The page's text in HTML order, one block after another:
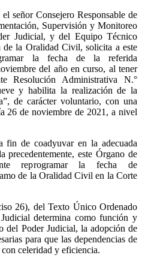
señor Consejero Responsable de
Supervisión y Monitoreo
Judicial, y del Equipo Técnico
de la Oralidad Civil, solicita a este
la fecha de la referida
del año en curso, al tener
Resolución Administrativa N.°
y habilita la realización de la
de carácter voluntario, con una
26 de noviembre de 2021, a nivel
fin de coadyuvar en la adecuada
precedentemente, este Órgano de
reprogramar la fecha de
de la Oralidad Civil en la Corte
26), del Texto Único Ordenado
determina como función y
del Poder Judicial, la adopción de
para que las dependencias de
celeridad y eficiencia.